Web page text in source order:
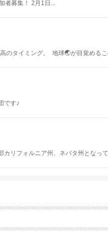
者募集！ 2月1日...
のタイミング。 ​ 地球🌏が目覚める
です♪
リフォルニア州、ネバタ州となって